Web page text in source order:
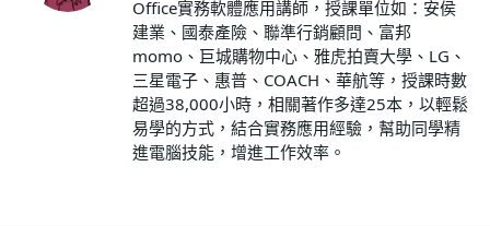
Office實務軟體應用講師，授課單位如：安侯
建業、國泰產險、聯準行銷顧問、富邦
momo、巨城購物中心、雅虎拍賣大學、LG、
三星電子、惠普、COACH、華航等，授課時數
超過38,000小時，相關著作多達25本，以輕鬆
易學的方式，結合實務應用經驗，幫助同學精
進電腦技能，增進工作效率。